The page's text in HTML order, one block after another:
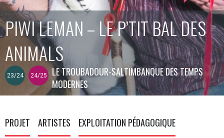
PIWI LEMAN – LE P’TIT BAL DES
ANIMALS
23/24 24/25
LE TROUBADOUR-SALTIMBANQUE DES TEMPS
MODERNES
PROJET ARTISTES EXPLOITATION PÉDAGOGIQUE